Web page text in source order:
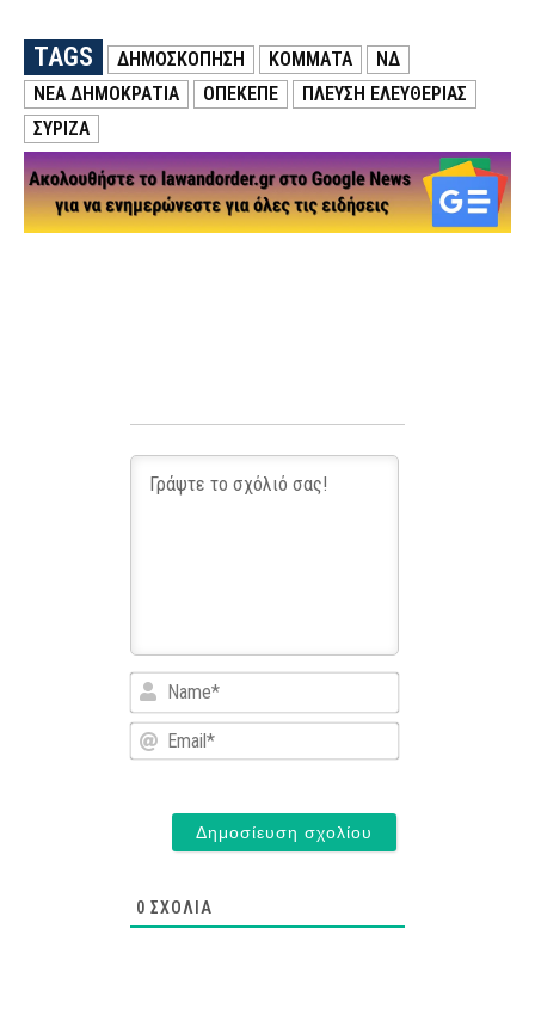
TAGS ΔΗΜΟΣΚΟΠΗΣΗ ΚΟΜΜΑΤΑ
ΝΔ
ΝΕΑ ΔΗΜΟΚΡΑΤΙΑ
ΟΠΕΚΕΠΕ
ΠΛΕΥΣΗ ΕΛΕΥΘΕΡΙΑΣ
ΣΥΡΙΖΑ
Name*
Email*
0 ΣΧΌΛΙΑ